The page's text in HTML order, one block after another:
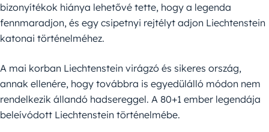
bizonyítékok hiánya lehetővé tette, hogy a legenda
fennmaradjon, és egy csipetnyi rejtélyt adjon Liechtenstein
katonai történelméhez.
A mai korban Liechtenstein virágzó és sikeres ország,
annak ellenére, hogy továbbra is egyedülálló módon nem
rendelkezik állandó hadsereggel. A 80+1 ember legendája
beleívódott Liechtenstein történelmébe.